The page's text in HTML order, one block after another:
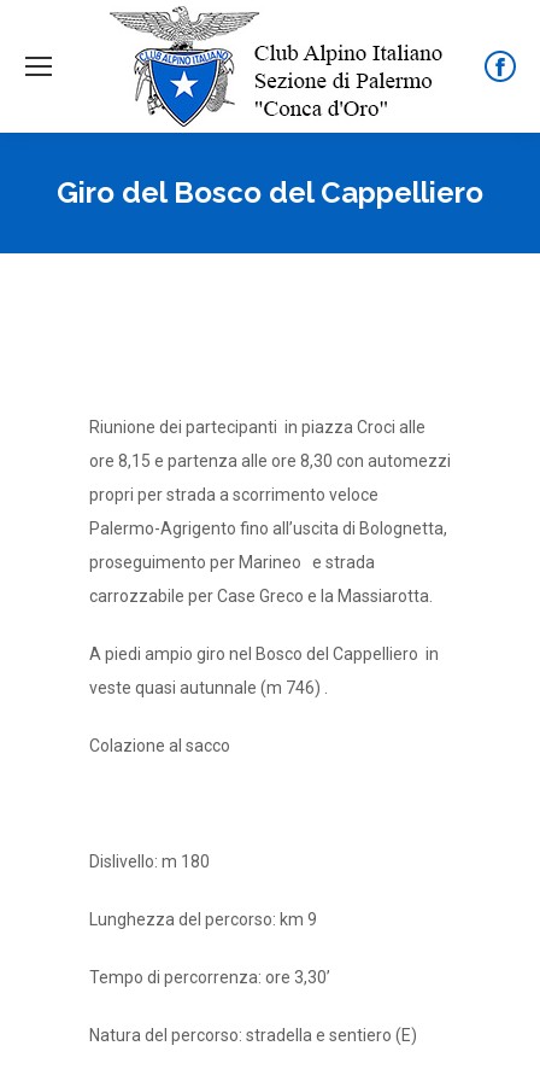
Giro del Bosco del Cappelliero
Riunione dei partecipanti in piazza Croci alle
ore 8,15 e partenza alle ore 8,30 con automezzi
propri per strada a scorrimento veloce
Palermo-Agrigento fino all’uscita di Bolognetta,
proseguimento per Marineo e strada
carrozzabile per Case Greco e la Massiarotta.
A piedi ampio giro nel Bosco del Cappelliero in
veste quasi autunnale (m 746) .
Colazione al sacco
Dislivello: m 180
Lunghezza del percorso: km 9
Tempo di percorrenza: ore 3,30’
Natura del percorso: stradella e sentiero (E)